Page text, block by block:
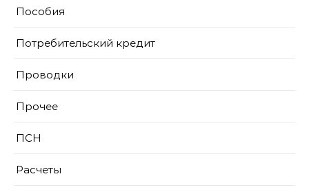
Пособия
Потребительский кредит
Проводки
Прочее
ПСН
Расчеты